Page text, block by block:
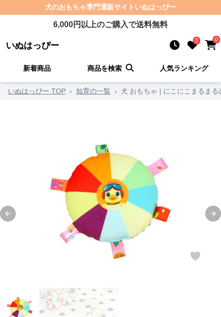
犬のおもちゃ専門通販サイト いぬはっぴー
6,000円以上のご購入で送料無料
いぬはっぴー 0 0
新着商品 商品を検索 人気ランキング
いぬはっぴー TOP › 知育の一覧 › 犬 おもちゃ | にこにこまるま
Previous slide